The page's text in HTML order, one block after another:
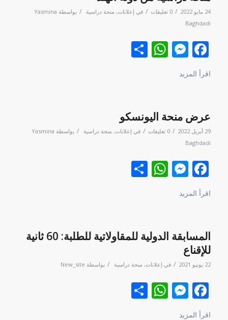
24 مايو 2022 / 0 تعليقات / في إعلانات, منحة دراسية / بواسطة Yasmina
Baghdadi
Facebook
Messenger
WhatsApp
نشر
اقرأ المزيد
عرض منحة اليونسكو
29 أبريل 2022 / 0 تعليقات / في إعلانات, منحة دراسية / بواسطة Yasmina
Baghdadi
Facebook
Messenger
WhatsApp
نشر
اقرأ المزيد
المسابقة الدولية للمقاولاتية للطلبة: 60 ثانية
للإقناع
22 يونيو 2021 / في إعلانات, منحة دراسية / بواسطة New_site
Facebook
Messenger
WhatsApp
نشر
اقرأ المزيد